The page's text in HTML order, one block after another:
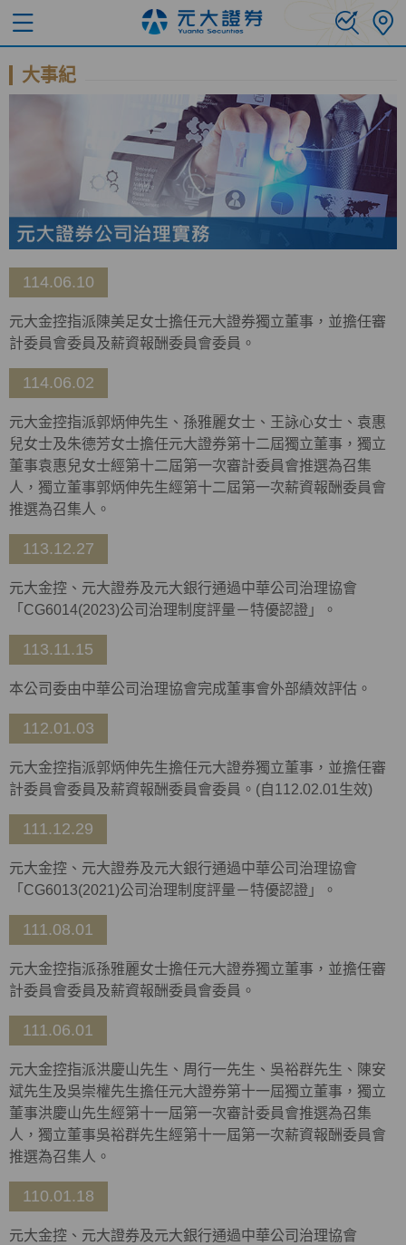
大事紀
114.06.10
元大金控指派陳美足女士擔任元大證券獨立董事，並擔任審
計委員會委員及薪資報酬委員會委員。
114.06.02
元大金控指派郭炳伸先生、孫雅麗女士、王詠心女士、袁惠
兒女士及朱德芳女士擔任元大證券第十二屆獨立董事，獨立
董事袁惠兒女士經第十二屆第一次審計委員會推選為召集
人，獨立董事郭炳伸先生經第十二屆第一次薪資報酬委員會
推選為召集人。
113.12.27
元大金控、元大證券及元大銀行通過中華公司治理協會
「 CG6014(2023)公司治理制度評量－特優認證」。
113.11.15
本公司委由中華公司治理協會完成董事會外部績效評估。
112.01.03
元大金控指派郭炳伸先生擔任元大證券獨立董事，並擔任審
計委員會委員及薪資報酬委員會委員。(自112.02.01生效)
111.12.29
元大金控、元大證券及元大銀行通過中華公司治理協會
「CG6013(2021)公司治理制度評量－特優認證」。
111.08.01
元大金控指派孫雅麗女士擔任元大證券獨立董事，並擔任審
計委員會委員及薪資報酬委員會委員。
111.06.01
元大金控指派洪慶山先生、周行一先生、吳裕群先生、陳安
斌先生及吳崇權先生擔任元大證券第十一屆獨立董事，獨立
董事洪慶山先生經第十一屆第一次審計委員會推選為召集
人，獨立董事吳裕群先生經第十一屆第一次薪資報酬委員會
推選為召集人。
110.01.18
元大金控、元大證券及元大銀行通過中華公司治理協會